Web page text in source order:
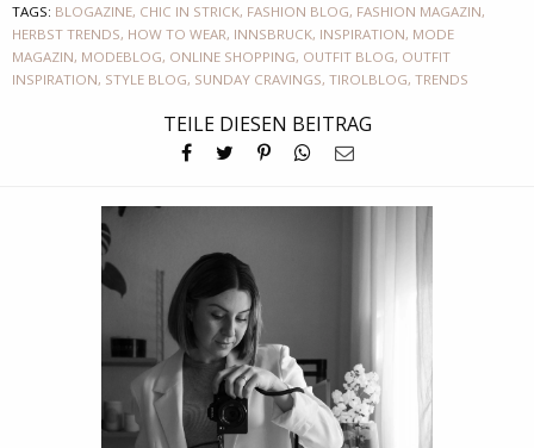
TAGS: BLOGAZINE, CHIC IN STRICK, FASHION BLOG, FASHION MAGAZIN,
HERBST TRENDS, HOW TO WEAR, INNSBRUCK, INSPIRATION, MODE
MAGAZIN, MODEBLOG, ONLINE SHOPPING, OUTFIT BLOG, OUTFIT
INSPIRATION, STYLE BLOG, SUNDAY CRAVINGS, TIROLBLOG, TRENDS
TEILE DIESEN BEITRAG